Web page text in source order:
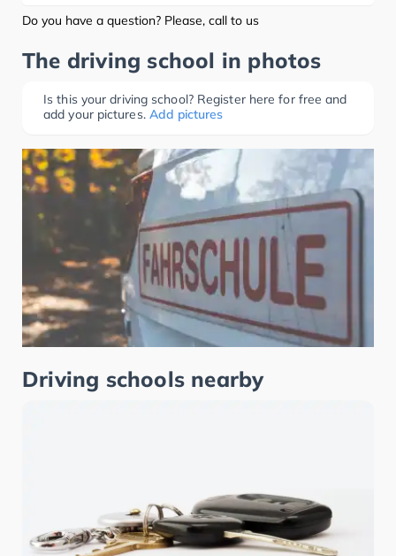
Do you have a question? Please, call to us
The driving school in photos
Is this your driving school? Register here for free and
add your pictures. Add pictures
Driving schools nearby